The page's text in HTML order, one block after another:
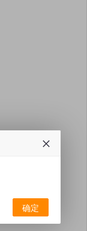
确定